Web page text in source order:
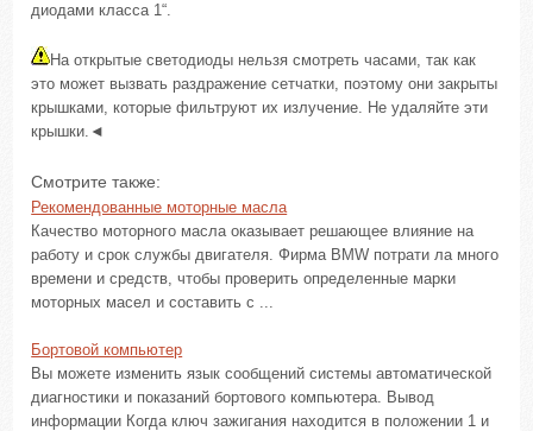
диодами класса 1“.
На открытые светодиоды нельзя смотреть часами, так как
это может вызвать раздражение сетчатки, поэтому они закрыты
крышками, которые фильтруют их излучение. Не удаляйте эти
крышки.◄
Смотрите также:
Рекомендованные моторные масла
Качество моторного масла оказывает решающее влияние на
работу и срок службы двигателя. Фирма BMW потрати ла много
времени и средств, чтобы проверить определенные марки
моторных масел и составить с ...
Бортовой компьютер
Вы можете изменить язык сообщений системы автоматической
диагностики и показаний бортового компьютера. Вывод
информации Когда ключ зажигания находится в положении 1 и